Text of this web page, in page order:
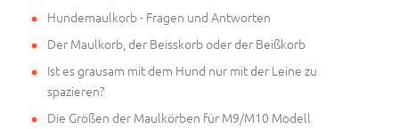
Hundemaulkorb - Fragen und Antworten
Der Maulkorb, der Beisskorb oder der Beißkorb
Ist es grausam mit dem Hund nur mit der Leine zu
spazieren?
Die Größen der Maulkörben für M9/M10 Modell